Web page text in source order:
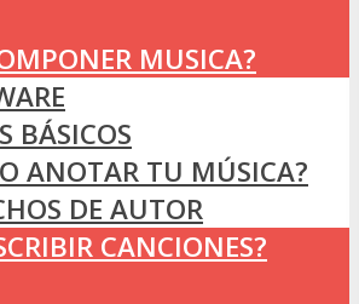
MUSICA?
BÁSICOS
ANOTAR TU MÚSICA?
DE AUTOR
CANCIONES?